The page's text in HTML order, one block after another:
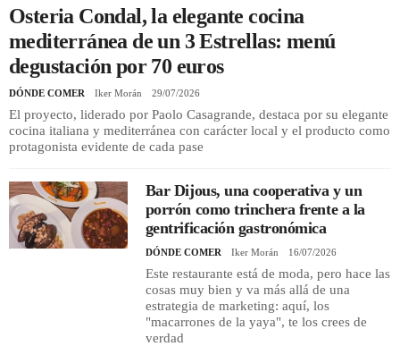
REGISTRO
Osteria Condal, la elegante cocina
mediterránea de un 3 Estrellas: menú
degustación por 70 euros
DÓNDE COMER Iker Morán 29/07/2026
El proyecto, liderado por Paolo Casagrande, destaca por su elegante
cocina italiana y mediterránea con carácter local y el producto como
protagonista evidente de cada pase
Bar Dijous, una cooperativa y un
porrón como trinchera frente a la
gentrificación gastronómica
DÓNDE COMER Iker Morán 16/07/2026
Este restaurante está de moda, pero hace las
cosas muy bien y va más allá de una
estrategia de marketing: aquí, los
"macarrones de la yaya", te los crees de
verdad